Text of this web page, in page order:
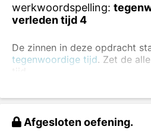
werkwoordspelling:
verleden tijd 4
De zinnen in deze opdracht
tegenwoordige tijd. Zet de
Zet het werkwoord in de
Afgesloten oefening.